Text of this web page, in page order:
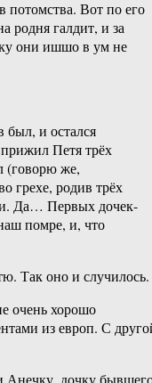
потомства. Вот по его
родня галдит, и за
они ишшо в ум не
был, и остался
Петя трёх
(говорю же,
грехе, родив трёх
Да… Первых дочек-
помре, и, что
Так оно и случилось.
очень хорошо
из европ. С